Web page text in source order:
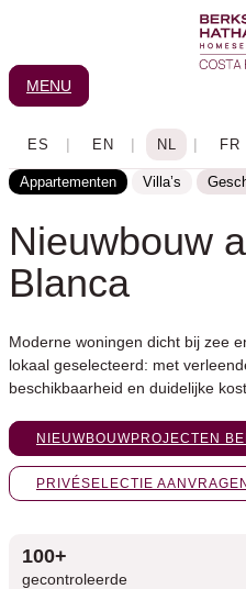
de
inhoud
MENU
Appartementen Villa’s
Nieuwbouw
Blanca
Moderne woningen dicht bij zee
lokaal geselecteerd: met
beschikbaarheid en duidelijke
NIEUWBOUWPROJECTEN
PRIVÉSELECTIE
100+
gecontroleerde